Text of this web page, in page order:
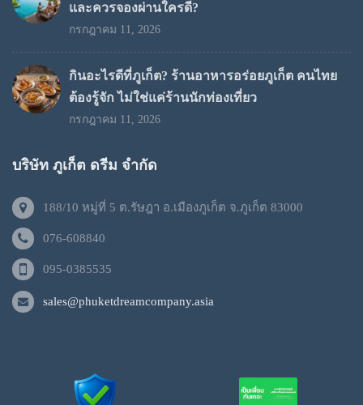
และควรจองผ่านใครดี?
กรกฎาคม 11, 2026
กินอะไรดีที่ภูเก็ต? ร้านอาหารอร่อยภูเก็ต คนไทย
ต้องรู้จัก ไม่ใช่แค่ร้านนักท่องเที่ยว
กรกฎาคม 11, 2026
บริษัท ภูเก็ต ดรีม จำกัด
188/10 หมู่ที่ 5 ต.รัษฎา อ.เมืองภูเก็ต จ.ภูเก็ต 83000
076-608840
095-0385535
sales@phuketdreamcompany.asia